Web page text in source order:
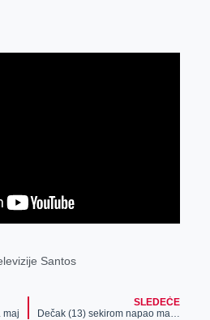
Santos
maj
SLEDEĆE
Dečak (13) sekirom napao majku i starijeg brata, oboje teško povređeni